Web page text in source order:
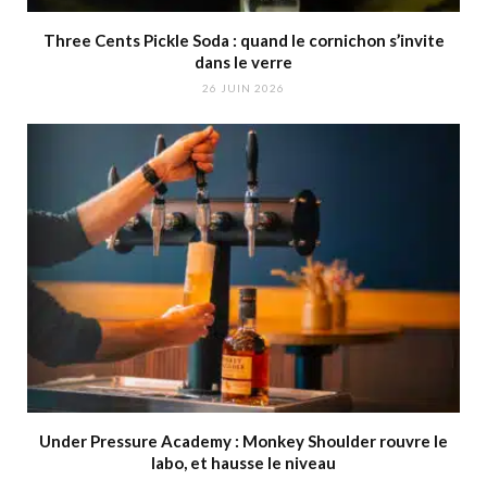
Three Cents Pickle Soda : quand le cornichon s’invite
dans le verre
26 JUIN 2026
Under Pressure Academy : Monkey Shoulder rouvre le
labo, et hausse le niveau